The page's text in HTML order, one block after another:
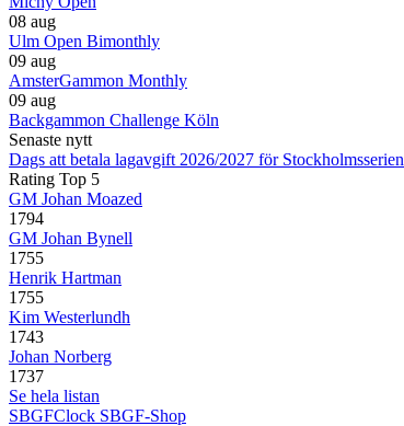
08 aug
Ulm Open Bimonthly
09 aug
AmsterGammon Monthly
09 aug
Backgammon Challenge Köln
Senaste nytt
Dags att betala lagavgift 2026/2027 för Stockholmsserien
Rating Top 5
GM Johan Moazed
1794
GM Johan Bynell
1755
Henrik Hartman
1755
Kim Westerlundh
1743
Johan Norberg
1737
Se hela listan
SBGFClock SBGF-Shop